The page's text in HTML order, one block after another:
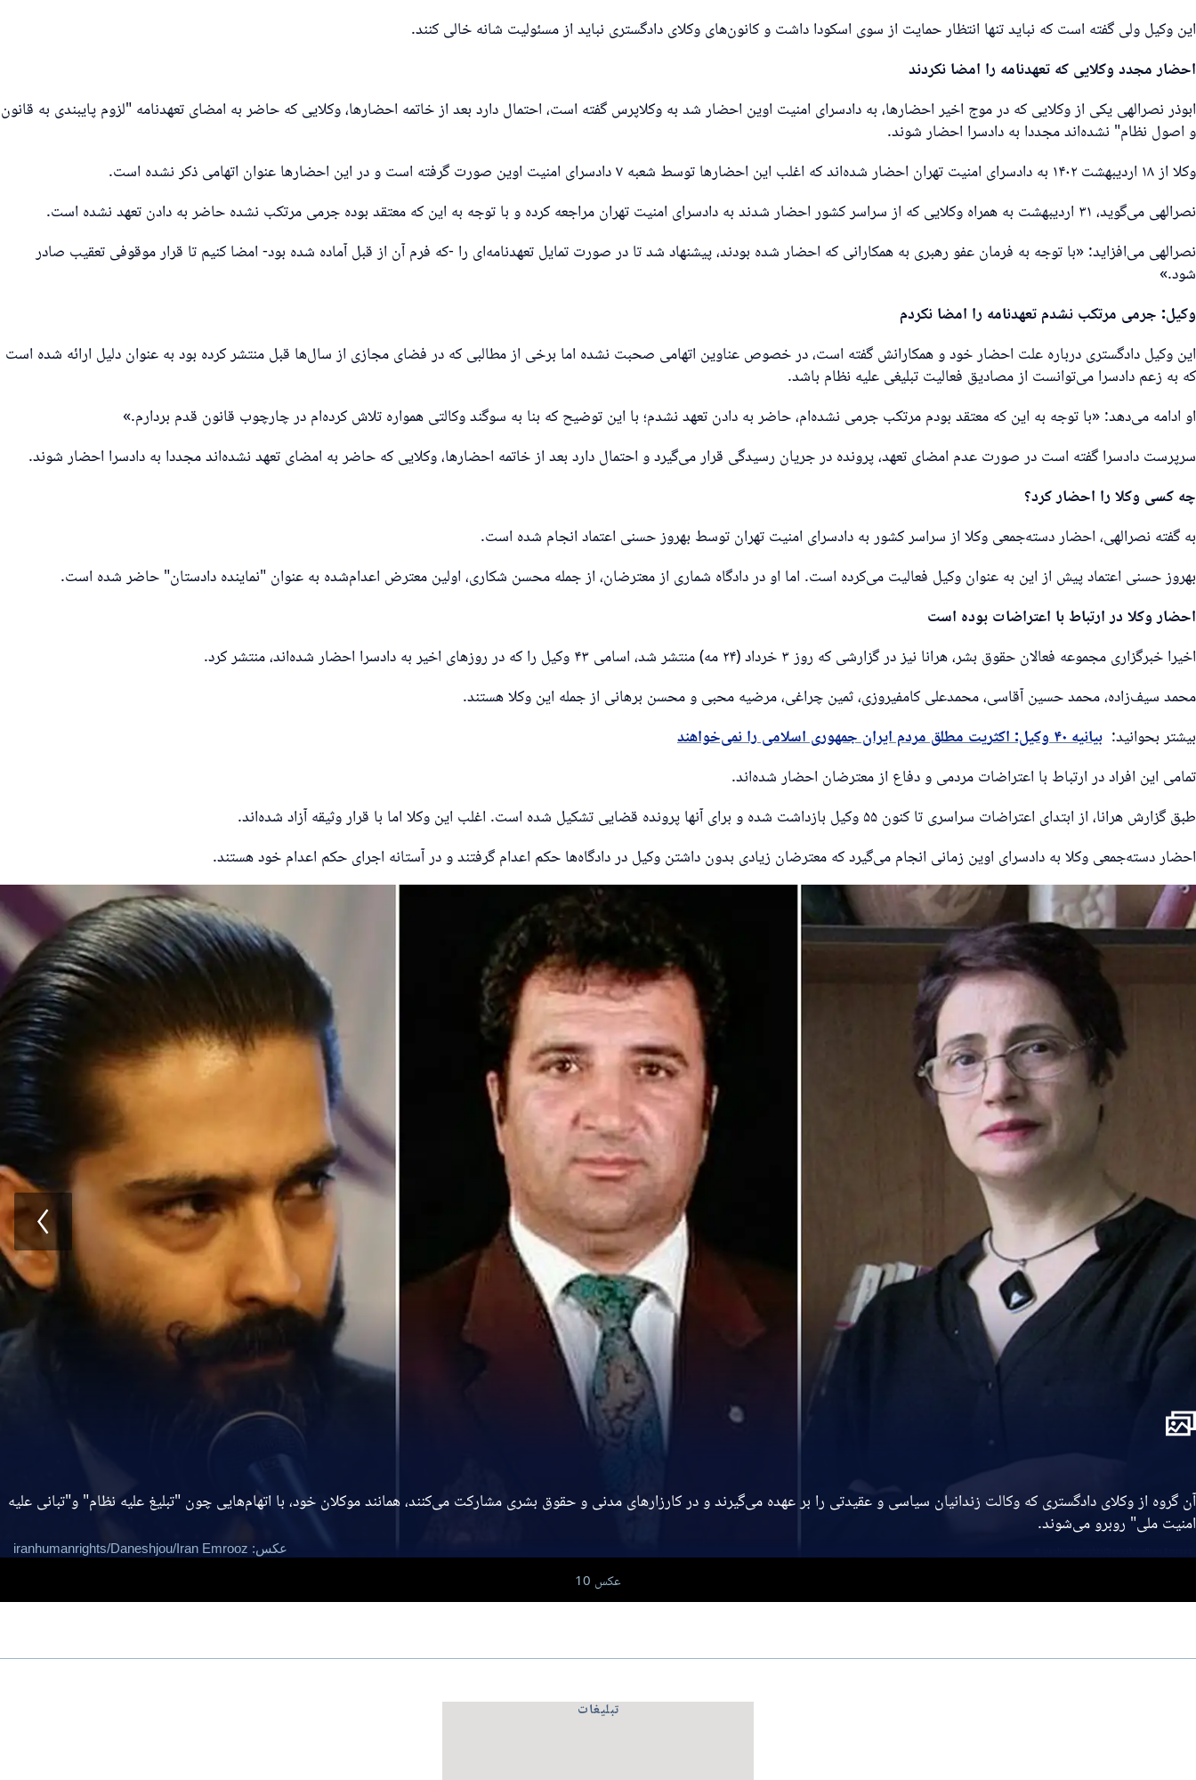
این وکیل ولی گفته است که نباید تنها انتظار حمایت از سوی اسکودا داشت و کانون‌های وکلای دادگستری نباید از مسئولیت شانه خالی کنند.
احضار مجدد وکلایی که تعهدنامه را امضا نکردند
ابوذر نصر‌الهی یکی از وکلایی که در موج اخیر احضارها، به دادسرای امنیت اوین احضار شد به وکلاپرس گفته است، احتمال دارد بعد از خاتمه احضارها، وکلایی که حاضر به امضای تعهدنامه "لزوم پایبندی به قانون
و اصول نظام" نشده‌اند مجددا به دادسرا احضار شوند.
وکلا از ۱۸ اردیبهشت ۱۴۰۲ به دادسرای امنیت تهران احضار شده‌اند که اغلب این احضارها توسط شعبه ۷ دادسرای امنیت اوین صورت گرفته است و در این احضار‌ها عنوان اتهامی ذکر نشده است.
نصرالهی می‌گوید، ۳۱ اردیبهشت به همراه وکلایی که از سراسر کشور احضار شدند به دادسرای امنیت تهران مراجعه کرده و با توجه به این که معتقد بوده جرمی مرتکب نشده حاضر به دادن تعهد نشده است.
نصرالهی می‌افزاید: «با توجه به فرمان عفو رهبری به همکارانی که احضار شده بودند، پیشنهاد شد تا در صورت تمایل تعهدنامه‌ای را -که فرم آن از قبل آماده شده بود- امضا کنیم تا قرار موقوفی تعقیب صادر
شود.»
وکیل: جرمی مرتکب نشدم تعهدنامه را امضا نکردم
این وکیل دادگستری درباره علت احضار خود و همکارانش گفته است، در خصوص عناوین اتهامی صحبت نشده اما برخی از مطالبی که در فضای مجازی از سال‌ها قبل منتشر کرده بود به عنوان دلیل ارائه شده است
که به زعم دادسرا می‌توانست از مصادیق فعالیت تبلیغی علیه نظام باشد.
او ادامه می‌دهد: «با توجه به این که معتقد بودم مرتکب جرمی نشده‌ام، حاضر به دادن تعهد نشدم؛ با این توضیح که بنا به سوگند وکالتی همواره تلاش کرده‌ام در چارچوب قانون قدم بردارم.»
سرپرست دادسرا گفته است در صورت عدم امضای تعهد، پرونده در جریان رسیدگی قرار می‌گیرد و احتمال دارد بعد از خاتمه احضارها، وکلایی که حاضر به امضای تعهد نشده‌اند مجددا به دادسرا احضار شوند.
چه کسی وکلا را احضار کرد؟
به گفته نصرالهی، احضار دسته‌جمعی وکلا از سراسر کشور به دادسرای امنیت تهران توسط بهروز حسنی اعتماد انجام شده است.
بهروز حسنی اعتماد پیش از این به عنوان وکیل فعالیت می‌کرده است. اما او در دادگاه‌ شماری از معترضان، از جمله محسن شکاری، اولین معترض اعدام‌شده به عنوان "نماینده دادستان" حاضر شده است.
احضار وکلا در ارتباط با اعتراضات بوده است
اخیرا خبرگزاری مجموعه فعالان حقوق بشر، هرانا نیز در گزارشی که روز ۳ خرداد (۲۴ مه) منتشر شد، اسامی ۴۳ وکیل را که در روزهای اخیر به دادسرا احضار شده‌اند، منتشر کرد.
محمد سیف‌زاده، محمد حسین آقاسی، محمدعلی کامفیروزی، ثمین چراغی، مرضیه محبی و محسن برهانی از جمله این وکلا هستند.
بیشتر بحوانید: بیانیه ۴۰ وکیل: اکثریت مطلق مردم ایران جمهوری اسلامی را نمی‌خواهند
تمامی این افراد در ارتباط با اعتراضات مردمی و دفاع از معترضان احضار شده‌اند.
طبق گزارش هرانا، از ابتدای اعتراضات سراسری تا کنون ۵۵ وکیل بازداشت شده‌ و برای آنها پرونده قضایی تشکیل شده است. اغلب این وکلا اما با قرار وثیقه آزاد شده‌اند.
احضار دسته‌جمعی وکلا به دادسرای اوین زمانی انجام می‌گیرد که معترضان زیادی بدون داشتن وکیل در دادگاه‌ها حکم اعدام گرفتند و در آستانه اجرای حکم اعدام خود هستند.
آن گروه از وکلای دادگستری که وکالت زندانیان سیاسی و عقیدتی را بر عهده می‌گیرند و در کارزارهای مدنی و حقوق بشری مشارکت می‌کنند، همانند موکلان خود، با اتهام‌هایی چون "تبلیغ علیه نظام" و"تبانی علیه
امنیت ملی" روبرو می‌شوند.
عکس: iranhumanrights/Daneshjou/Iran Emrooz
عکس 10
تبلیغات